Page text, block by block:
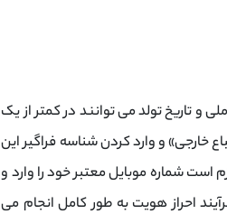
و تاریخ تولد می ‌توانند در کمتر از یک
خارجی» و وارد کردن شناسه فراگیر این
است شماره موبایل معتبر خود را وارد و
احراز هویت به‌ طور کامل انجام می